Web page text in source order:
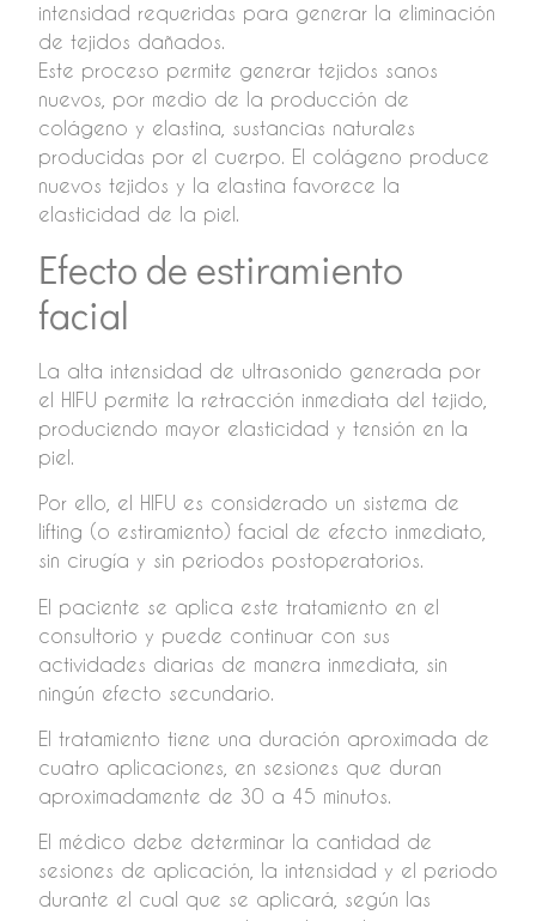
intensidad requeridas para generar la eliminación
de tejidos dañados.
Este proceso permite generar tejidos sanos
nuevos, por medio de la producción de
colágeno y elastina, sustancias naturales
producidas por el cuerpo. El colágeno produce
nuevos tejidos y la elastina favorece la
elasticidad de la piel.
Efecto de estiramiento
facial
La alta intensidad de ultrasonido generada por
el HIFU permite la retracción inmediata del tejido,
produciendo mayor elasticidad y tensión en la
piel.
Por ello, el HIFU es considerado un sistema de
lifting (o estiramiento) facial de efecto inmediato,
sin cirugía y sin periodos postoperatorios.
El paciente se aplica este tratamiento en el
consultorio y puede continuar con sus
actividades diarias de manera inmediata, sin
ningún efecto secundario.
El tratamiento tiene una duración aproximada de
cuatro aplicaciones, en sesiones que duran
aproximadamente de 30 a 45 minutos.
El médico debe determinar la cantidad de
sesiones de aplicación, la intensidad y el periodo
durante el cual que se aplicará, según las